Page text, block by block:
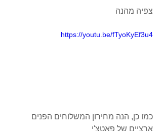
צפיה מהנה
https://youtu.be/fTyoKyEf3u4
כמו כן, הנה מחירון המשלוחים הפנים
ארציים של פאטצ'י